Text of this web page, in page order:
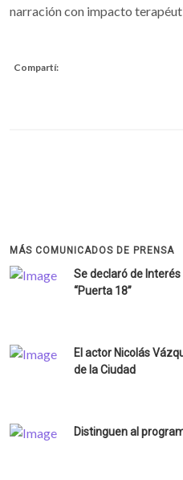
narración con impacto
Compartí:
MÁS COMUNICADOS DE PRENSA
Se declaró de
“Puerta 18”
El actor Nicolás
de la Ciudad
Distinguen al